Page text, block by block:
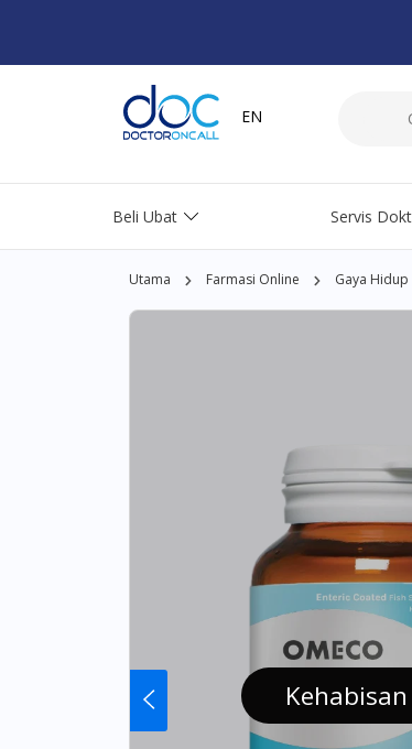
EN
Beli Ubat Servis
Utama Farmasi Online Gaya Hidup